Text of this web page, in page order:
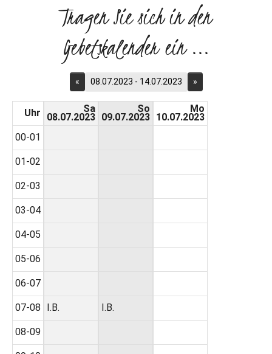
Tragen Sie sich in den
Gebetskalender ein ...
« 08.07.2023 - 14.07.2023 »
Uhr
00-01
01-02
02-03
03-04
04-05
05-06
06-07
07-08
08-09
Sa
08.07.2023
I.B.
So
09.07.2023
I.B.
Mo
10.07.2023